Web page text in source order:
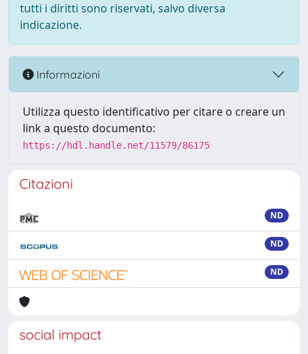
tutti i diritti sono riservati, salvo diversa
indicazione.
Informazioni
Utilizza questo identificativo per citare o creare un
link a questo documento:
https://hdl.handle.net/11579/86175
Citazioni
ND
ND
ND
social impact